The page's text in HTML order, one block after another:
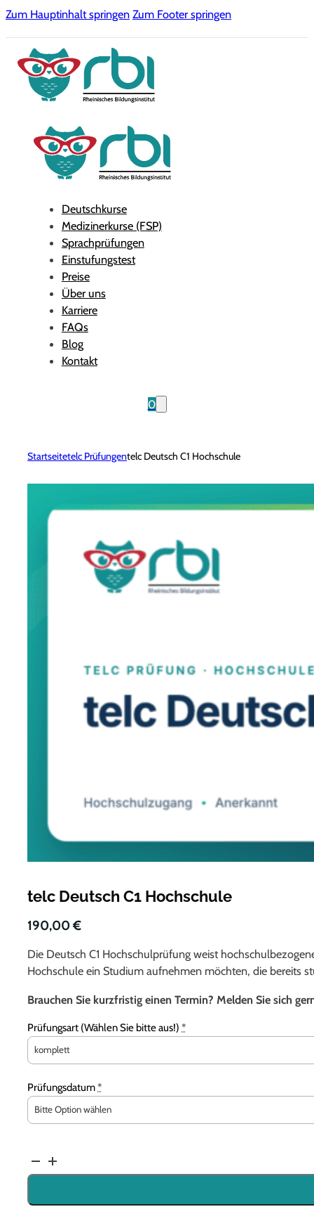
Zum Hauptinhalt springen Zum Footer springen
Deutschkurse
Medizinerkurse (FSP)
Sprachprüfungen
Einstufungstest
Preise
Über uns
Karriere
FAQs
Blog
Kontakt
0
Startseitetelc Prüfungentelc Deutsch C1 Hochschule
telc Deutsch C1 Hochschule
190,00€
Die Deutsch C1 Hochschulprüfung weist
Hochschule ein Studium aufnehmen möchten, die bereits
Brauchen Sie kurzfristig einen Termin? Melden Sie sich
Prüfungsart (Wählen Sie bitte aus!) *
Prüfungsdatum*
telc
Deutsch